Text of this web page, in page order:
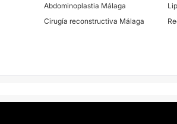
Abdominoplastia Málaga
Cirugía reconstructiva Málaga